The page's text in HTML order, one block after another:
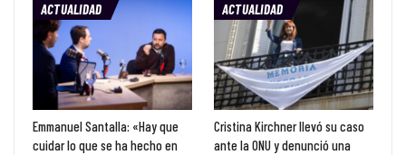
ACTUALIDAD
Emmanuel Santalla: «Hay que
cuidar lo que se ha hecho en
ACTUALIDAD
Cristina Kirchner llevó su caso
ante la ONU y denunció una